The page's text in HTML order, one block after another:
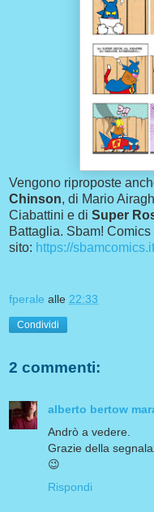
Vengono riproposte
Chinson, di Mario
Ciabattini e di Super
Battaglia. Sbam!
sito: https://
fperale alle 22:33
Condividi
2 commenti:
alberto bertow
Andrò a vedere.
Grazie della
😉
Rispondi